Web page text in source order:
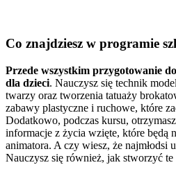
Co znajdziesz w programie
Przede wszystkim przygotowanie
dla dzieci. Nauczysz się technik
twarzy oraz tworzenia tatuaży
zabawy plastyczne i ruchowe, które
Dodatkowo, podczas kursu,
informacje z życia wzięte, które będą
animatora. A czy wiesz, że najmłodsi
Nauczysz się również, jak stworzyć